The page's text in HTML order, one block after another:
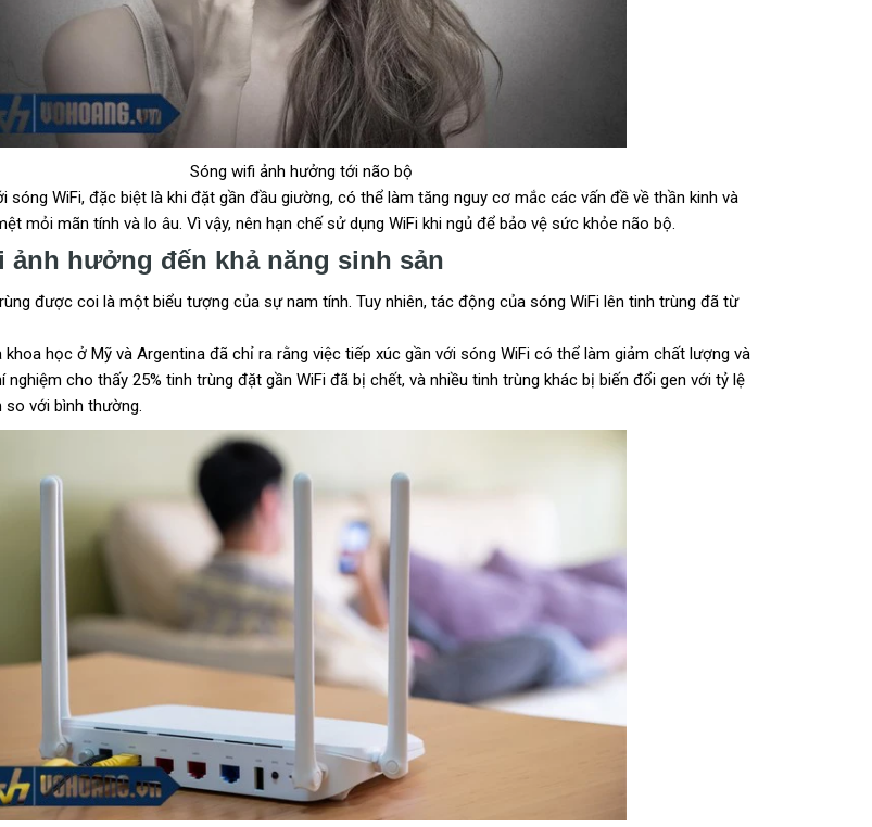
Sóng wifi ảnh hưởng tới não bộ
sóng WiFi, đặc biệt là khi đặt gần đầu giường, có thể làm tăng nguy cơ mắc các vấn đề về thần kinh và
mỏi mãn tính và lo âu. Vì vậy, nên hạn chế sử dụng WiFi khi ngủ để bảo vệ sức khỏe não bộ.
ảnh hưởng đến khả năng sinh sản
được coi là một biểu tượng của sự nam tính. Tuy nhiên, tác động của sóng WiFi lên tinh trùng đã từ
khoa học ở Mỹ và Argentina đã chỉ ra rằng việc tiếp xúc gần với sóng WiFi có thể làm giảm chất lượng và
nghiệm cho thấy 25% tinh trùng đặt gần WiFi đã bị chết, và nhiều tinh trùng khác bị biến đổi gen với tỷ lệ
với bình thường.